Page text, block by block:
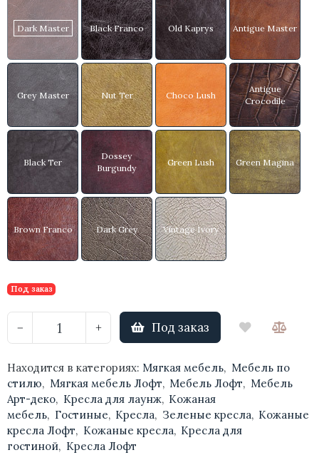
Dark Master Black Franco Old Kaprys Antigue Master
Grey Master Nut Ter Choco Lush
Antigue
Crocodile
Black Ter
Dossey
Burgundy
Green Lush Green Magina
Brown Franco Dark Grey Vintage Ivory
Под заказ
− + Под заказ
Находится в категориях: Мягкая мебель, Мебель по
стилю, Мягкая мебель Лофт, Мебель Лофт, Мебель
Арт-деко, Кресла для лаунж, Кожаная
мебель, Гостиные, Кресла, Зеленые кресла, Кожаные
кресла Лофт, Кожаные кресла, Кресла для
гостиной, Кресла Лофт